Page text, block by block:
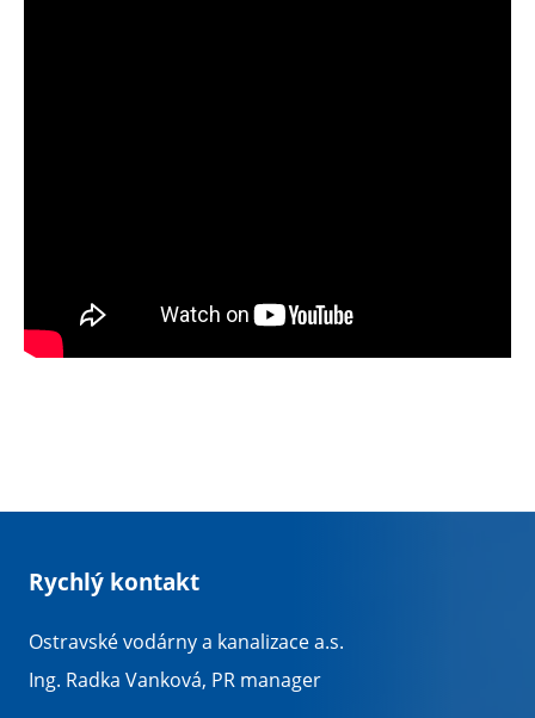
Rychlý kontakt
Ostravské vodárny a kanalizace a.s.
Ing. Radka Vanková, PR manager